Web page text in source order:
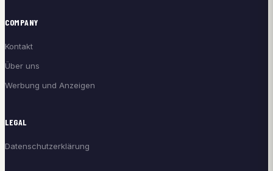
COMPANY
Kontakt
Über uns
Werbung und Anzeigen
LEGAL
Datenschutzerklärung